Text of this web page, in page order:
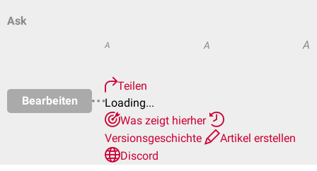
Ask
Bearbeiten
A A A
Teilen
Loading...
Was zeigt hierher
Versionsgeschichte
Artikel erstellen
Discord